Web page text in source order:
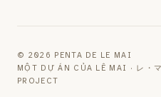
© 2026 PENTA DE LE MAI
MỘT DỰ ÁN CỦA LÊ MAI · レ・
PROJECT